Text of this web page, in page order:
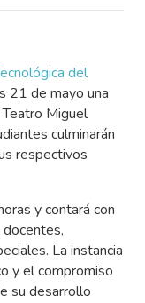
del
21 de mayo una
Miguel
culminarán
respectivos
y contará con
La instancia
y el compromiso
su desarrollo